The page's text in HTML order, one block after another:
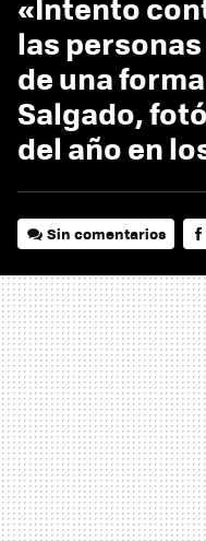
las
de una
Salgado,
del año en
Sin comentarios